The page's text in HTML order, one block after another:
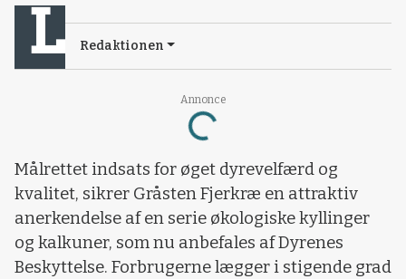
Annonce
Loading...
Redaktionen
Målrettet indsats for øget dyrevelfærd og
kvalitet, sikrer Gråsten Fjerkræ en attraktiv
anerkendelse af en serie økologiske kyllinger
og kalkuner, som nu anbefales af Dyrenes
Beskyttelse. Forbrugerne lægger i stigende grad